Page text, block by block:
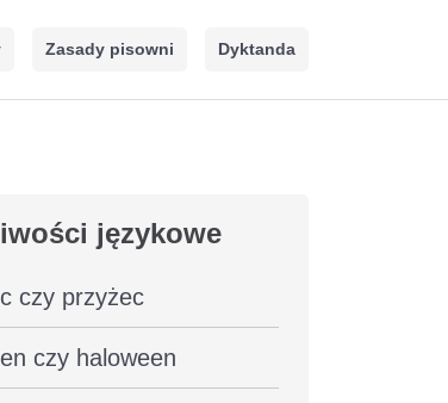
Zasady pisowni Dyktanda
językowe
czy przyżec
czy haloween